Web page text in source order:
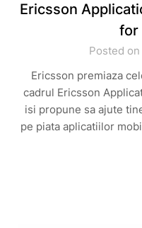
Ericsson
for
Posted
Ericsson premiaza
cadrul Ericsson
isi propune sa ajute
pe piata aplicatiilor